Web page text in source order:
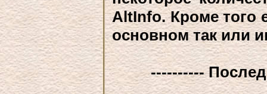
AltInfo. Кроме того
основном так или
----------